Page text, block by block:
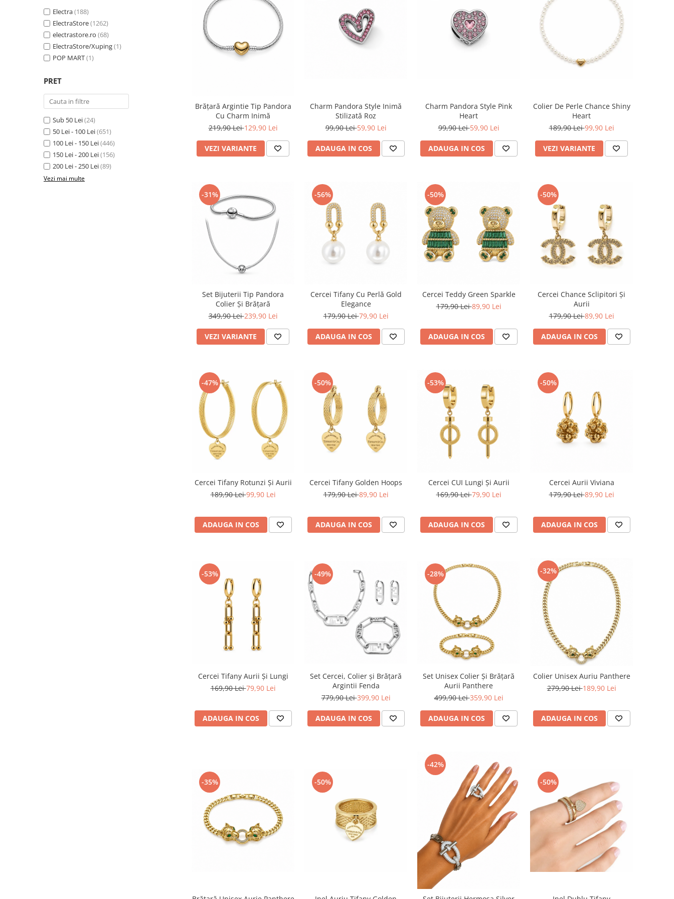
Electra(188)
ElectraStore(1262)
electrastore.ro (68)
ElectraStore/Xuping(1)
POP MART(1)
PRET
Sub 50 Lei(24)
50 Lei - 100 Lei(651)
100 Lei - 150 Lei(446)
150 Lei - 200 Lei(156)
200 Lei - 250 Lei(89)
Vezi mai multe
Brățară Argintie Tip Pandora
Cu Charm Inimă
219,90 Lei129,90 Lei
VEZI VARIANTE
Charm Pandora Style Inimă
Stilizată Roz
99,90 Lei59,90 Lei
ADAUGA IN COS
Charm Pandora Style Pink
Heart
99,90 Lei59,90 Lei
ADAUGA IN COS
Colier De Perle Chance Shiny
Heart
189,90 Lei99,90 Lei
VEZI VARIANTE
-31%
Set Bijuterii Tip Pandora
Colier Și Brățară
349,90 Lei239,90 Lei
VEZI VARIANTE
-56%
Cercei Tifany Cu Perlă Gold
Elegance
179,90 Lei79,90 Lei
ADAUGA IN COS
-50%
Cercei Teddy Green Sparkle
179,90 Lei89,90 Lei
ADAUGA IN COS
-50%
Cercei Chance Sclipitori Și
Aurii
179,90 Lei89,90 Lei
ADAUGA IN COS
-47%
Cercei Tifany Rotunzi Și Aurii
189,90 Lei99,90 Lei
ADAUGA IN COS
-50%
Cercei Tifany Golden Hoops
179,90 Lei89,90 Lei
ADAUGA IN COS
-53%
Cercei CUI Lungi Și Aurii
169,90 Lei79,90 Lei
ADAUGA IN COS
-50%
Cercei Aurii Viviana
179,90 Lei89,90 Lei
ADAUGA IN COS
-53%
Cercei Tifany Aurii Și Lungi
169,90 Lei79,90 Lei
ADAUGA IN COS
-49%
Set Cercei, Colier și Brățară
Argintii Fenda
779,90 Lei399,90 Lei
ADAUGA IN COS
-28%
Set Unisex Colier Și Brățară
Aurii Panthere
499,90 Lei359,90 Lei
ADAUGA IN COS
-32%
Colier Unisex Auriu Panthere
279,90 Lei189,90 Lei
ADAUGA IN COS
-35% -50%
-42%
-50%